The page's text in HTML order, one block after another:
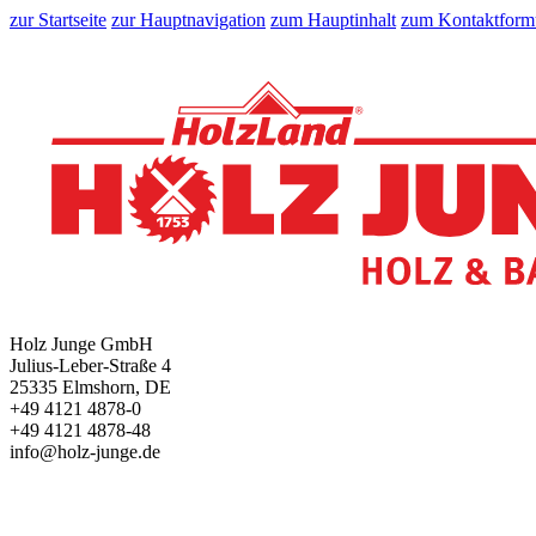
zur Startseite zur Hauptnavigation zum Hauptinhalt zum
Holz Junge GmbH
Julius-Leber-Straße 4
25335 Elmshorn, DE
+49 4121 4878-0
+49 4121 4878-48
info@holz-junge.de